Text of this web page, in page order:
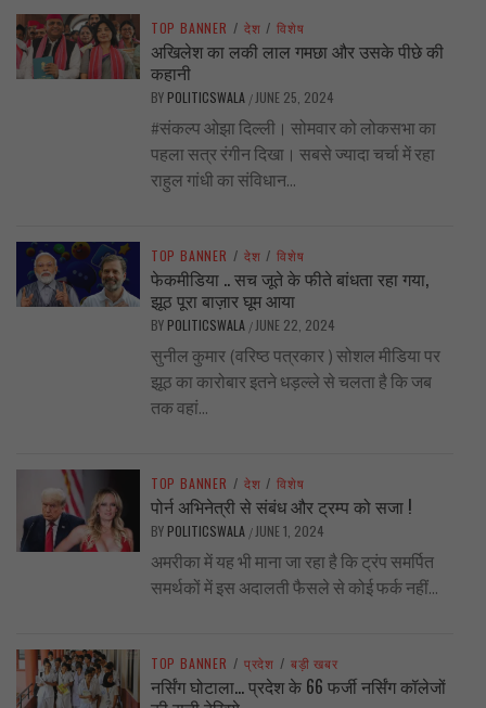
TOP BANNER / देश / विशेष
अखिलेश का लकी लाल गमछा और उसके पीछे की
कहानी
BY POLITICSWALA / JUNE 25, 2024
#संकल्प ओझा दिल्ली। सोमवार को लोकसभा का
पहला सत्र रंगीन दिखा। सबसे ज्यादा चर्चा में रहा
राहुल गांधी का संविधान...
TOP BANNER / देश / विशेष
फेकमीडिया .. सच जूते के फीते बांधता रहा गया,
झूठ पूरा बाज़ार घूम आया
BY POLITICSWALA / JUNE 22, 2024
सुनील कुमार (वरिष्ठ पत्रकार ) सोशल मीडिया पर
झूठ का कारोबार इतने धड़ल्ले से चलता है कि जब
तक वहां...
TOP BANNER / देश / विशेष
पोर्न अभिनेत्री से संबंध और ट्रम्प को सजा !
BY POLITICSWALA / JUNE 1, 2024
अमरीका में यह भी माना जा रहा है कि ट्रंप समर्पित
समर्थकों में इस अदालती फैसले से कोई फर्क नहीं...
TOP BANNER / प्रदेश / बड़ी खबर
नर्सिंग घोटाला… प्रदेश के 66 फर्जी नर्सिंग कॉलेजों